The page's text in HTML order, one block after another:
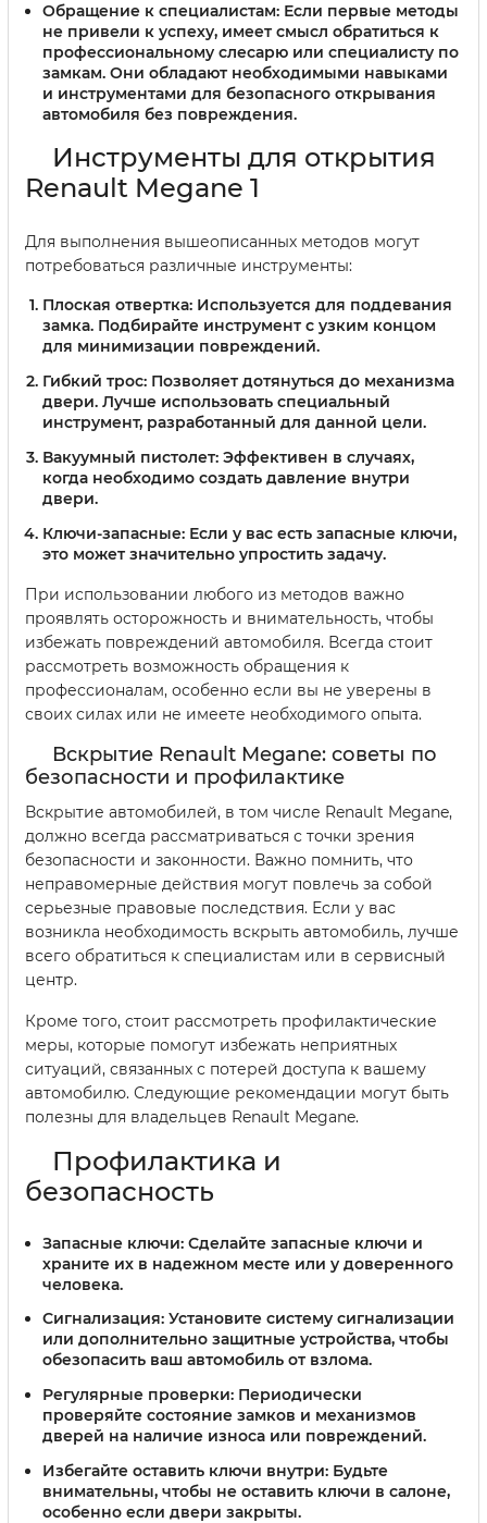
Обращение к специалистам: Если первые методы
не привели к успеху, имеет смысл обратиться к
профессиональному слесарю или специалисту по
замкам. Они обладают необходимыми навыками
и инструментами для безопасного открывания
автомобиля без повреждения.
Инструменты для открытия
Renault Megane 1
Для выполнения вышеописанных методов могут
потребоваться различные инструменты:
Плоская отвертка: Используется для поддевания
замка. Подбирайте инструмент с узким концом
для минимизации повреждений.
Гибкий трос: Позволяет дотянуться до механизма
двери. Лучше использовать специальный
инструмент, разработанный для данной цели.
Вакуумный пистолет: Эффективен в случаях,
когда необходимо создать давление внутри
двери.
Ключи-запасные: Если у вас есть запасные ключи,
это может значительно упростить задачу.
При использовании любого из методов важно
проявлять осторожность и внимательность, чтобы
избежать повреждений автомобиля. Всегда стоит
рассмотреть возможность обращения к
профессионалам, особенно если вы не уверены в
своих силах или не имеете необходимого опыта.
Вскрытие Renault Megane: советы по
безопасности и профилактике
Вскрытие автомобилей, в том числе Renault Megane,
должно всегда рассматриваться с точки зрения
безопасности и законности. Важно помнить, что
неправомерные действия могут повлечь за собой
серьезные правовые последствия. Если у вас
возникла необходимость вскрыть автомобиль, лучше
всего обратиться к специалистам или в сервисный
центр.
Кроме того, стоит рассмотреть профилактические
меры, которые помогут избежать неприятных
ситуаций, связанных с потерей доступа к вашему
автомобилю. Следующие рекомендации могут быть
полезны для владельцев Renault Megane.
Профилактика и
безопасность
Запасные ключи: Сделайте запасные ключи и
храните их в надежном месте или у доверенного
человека.
Сигнализация: Установите систему сигнализации
или дополнительно защитные устройства, чтобы
обезопасить ваш автомобиль от взлома.
Регулярные проверки: Периодически
проверяйте состояние замков и механизмов
дверей на наличие износа или повреждений.
Избегайте оставить ключи внутри: Будьте
внимательны, чтобы не оставить ключи в салоне,
особенно если двери закрыты.